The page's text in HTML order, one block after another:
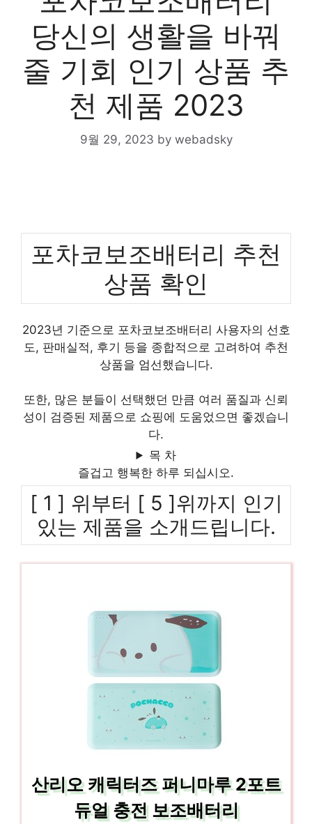
당신의 생활을 바꿔
줄 기회 인기 상품 추
천 제품 2023
9월 29, 2023 by webadsky
포차코보조배터리 추천
상품 확인
2023년 기준으로 포차코보조배터리 사용자의 선호
도, 판매실적, 후기 등을 종합적으로 고려하여 추천
상품을 엄선했습니다.
또한, 많은 분들이 선택했던 만큼 여러 품질과 신뢰
성이 검증된 제품으로 쇼핑에 도움었으면 좋겠습니
다.
목 차
즐겁고 행복한 하루 되십시오.
[ 1 ] 위부터 [ 5 ]위까지 인기
있는 제품을 소개드립니다.
산리오 캐릭터즈 퍼니마루 2포트
듀얼 충전 보조배터리